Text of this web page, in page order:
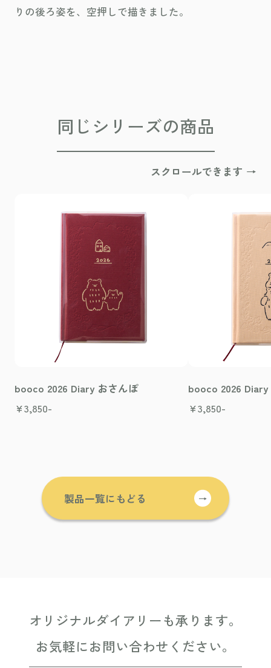
りの後ろ姿を、空押しで描きました。
同じシリーズの商品
スクロールできます →
booco 2026 Diary おさんぽ
¥3,850-
booco 2026
¥3,850-
製品一覧にもどる →
オリジナルダイアリーも承ります。
お気軽にお問い合わせください。